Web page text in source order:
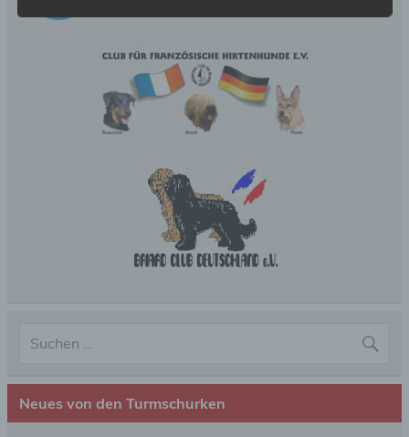
Neues von den Turmschurken
Ziel, ihre künftige Verarbeitung einzuschränken.
Profiling ist jede Art der automatisierten
Verarbeitung personenbezogener Daten, die darin
verwendet werden, um bestimmte persönliche
Aspekte, die sich auf eine natürliche Person
beziehen, zu bewerten, insbesondere, um Aspekte
bezüglich Arbeitsleistung, wirtschaftlicher Lage,
Gesundheit, persönlicher Vorlieben, Interessen,
Zuverlässigkeit, Verhalten, Aufenthaltsort oder
Ortswechsel dieser natürlichen Person zu
f) Pseudonymisierung
Pseudonymisierung ist die Verarbeitung
personenbezogener Daten in einer Weise, auf